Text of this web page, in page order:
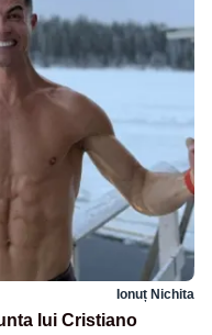
Ionuț Nichita
lui Cristiano